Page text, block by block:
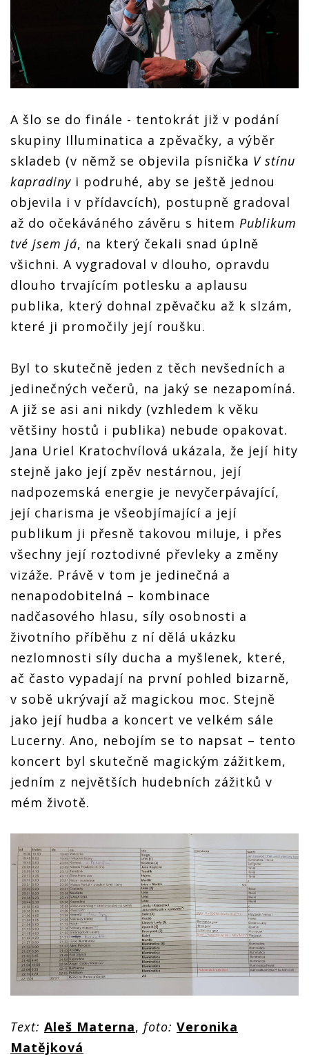
A šlo se do finále - tentokrát již v podání
skupiny Illuminatica a zpěvačky, a výběr
skladeb (v němž se objevila písnička V stínu
kapradiny i podruhé, aby se ještě jednou
objevila i v přídavcích), postupně gradoval
až do očekáváného závěru s hitem Publikum
tvé jsem já, na který čekali snad úplně
všichni. A vygradoval v dlouho, opravdu
dlouho trvajícím potlesku a aplausu
publika, který dohnal zpěvačku až k slzám,
které ji promočily její roušku.
Byl to skutečně jeden z těch nevšedních a
jedinečných večerů, na jaký se nezapomíná.
A již se asi ani nikdy (vzhledem k věku
většiny hostů i publika) nebude opakovat.
Jana Uriel Kratochvílová ukázala, že její hity
stejně jako její zpěv nestárnou, její
nadpozemská energie je nevyčerpávající,
její charisma je všeobjímající a její
publikum ji přesně takovou miluje, i přes
všechny její roztodivné převleky a změny
vizáže. Právě v tom je jedinečná a
nenapodobitelná – kombinace
nadčasového hlasu, síly osobnosti a
životního příběhu z ní dělá ukázku
nezlomnosti síly ducha a myšlenek, které,
ač často vypadají na první pohled bizarně,
v sobě ukrývají až magickou moc. Stejně
jako její hudba a koncert ve velkém sále
Lucerny. Ano, nebojím se to napsat – tento
koncert byl skutečně magickým zážitkem,
jedním z největších hudebních zážitků v
mém životě.
Text: Aleš Materna, foto: Veronika
Matějková